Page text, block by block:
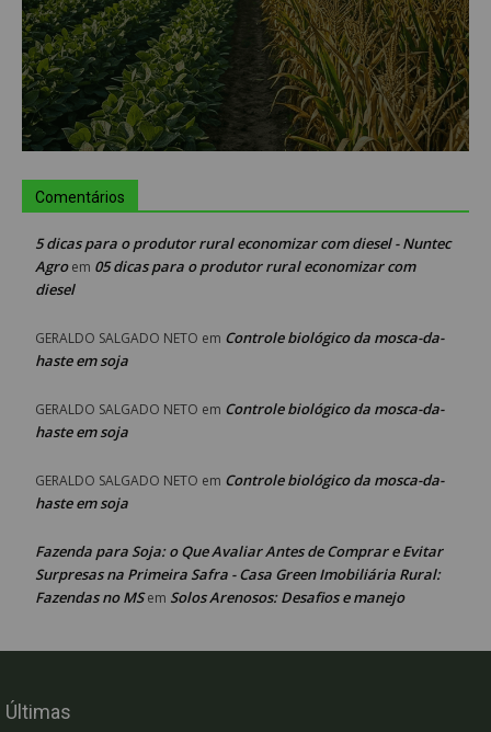
Comentários
5 dicas para o produtor rural economizar com diesel - Nuntec
Agroem 05 dicas para o produtor rural economizar com
diesel
GERALDO SALGADO NETO em Controle biológico da mosca-da-
haste em soja
GERALDO SALGADO NETO em Controle biológico da mosca-da-
haste em soja
GERALDO SALGADO NETO em Controle biológico da mosca-da-
haste em soja
Fazenda para Soja: o Que Avaliar Antes de Comprar e Evitar
Surpresas na Primeira Safra - Casa Green Imobiliária Rural:
Fazendas no MSem Solos Arenosos: Desafios e manejo
Últimas